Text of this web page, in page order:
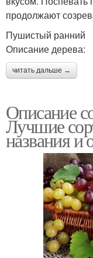
продолжают
Пушистый ранний
Описание дерева:
читать дальше →
Описание
Лучшие
названия и